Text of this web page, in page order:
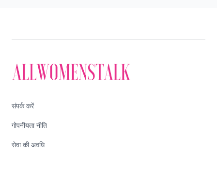
संपर्क करें
गोपनीयता नीति
सेवा की अवधि